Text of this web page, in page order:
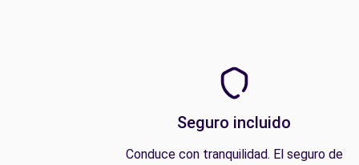
Seguro incluido
Conduce con tranquilidad. El seguro de